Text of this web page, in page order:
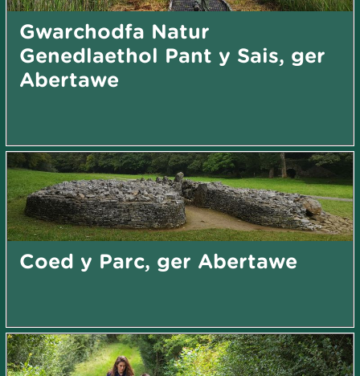
Gwarchodfa Natur
Genedlaethol Pant y Sais, ger
Abertawe
Coed y Parc, ger Abertawe